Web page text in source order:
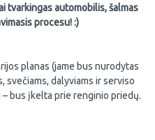
tvarkingas automobilis, šalmas
procesu! :)
planas (jame bus nurodytas
svečiams, dalyviams ir serviso
bus įkelta prie renginio priedų.